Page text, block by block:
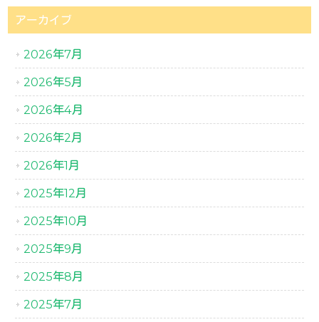
アーカイブ
2026年7月
2026年5月
2026年4月
2026年2月
2026年1月
2025年12月
2025年10月
2025年9月
2025年8月
2025年7月